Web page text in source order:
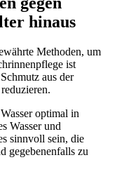
hinaus
Methoden, um
ist
aus der
optimal in
Wasser und
sinnvoll sein, die
gegebenenfalls zu